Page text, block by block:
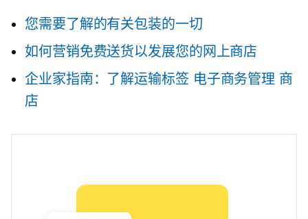
您需要了解的有关包装的一切
如何营销免费送货以发展您的网上商店
企业家指南：了解运输标签 电子商务管理 商
店